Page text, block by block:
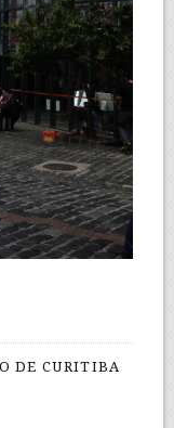
DE CURITIBA